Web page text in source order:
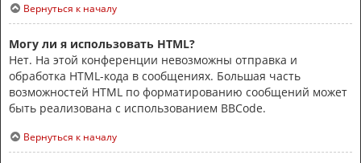
Вернуться к началу
Могу ли я использовать HTML?
Нет. На этой конференции невозможны отправка и
обработка HTML-кода в сообщениях. Большая часть
возможностей HTML по форматированию сообщений может
быть реализована с использованием BBCode.
Вернуться к началу